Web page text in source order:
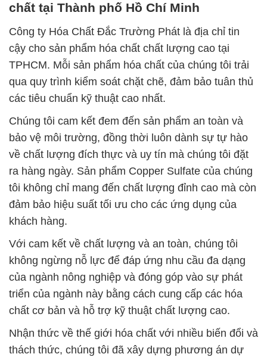
chất tại Thành phố Hồ Chí Minh
Công ty Hóa Chất Đắc Trường Phát là địa chỉ tin
cậy cho sản phẩm hóa chất chất lượng cao tại
TPHCM. Mỗi sản phẩm hóa chất của chúng tôi trải
qua quy trình kiểm soát chặt chẽ, đảm bảo tuân thủ
các tiêu chuẩn kỹ thuật cao nhất.
Chúng tôi cam kết đem đến sản phẩm an toàn và
bảo vệ môi trường, đồng thời luôn dành sự tự hào
về chất lượng đích thực và uy tín mà chúng tôi đặt
ra hàng ngày. Sản phẩm Copper Sulfate của chúng
tôi không chỉ mang đến chất lượng đỉnh cao mà còn
đảm bảo hiệu suất tối ưu cho các ứng dụng của
khách hàng.
Với cam kết về chất lượng và an toàn, chúng tôi
không ngừng nỗ lực để đáp ứng nhu cầu đa dạng
của ngành nông nghiệp và đóng góp vào sự phát
triển của ngành này bằng cách cung cấp các hóa
chất cơ bản và hỗ trợ kỹ thuật chất lượng cao.
Nhận thức về thế giới hóa chất với nhiều biến đổi và
thách thức, chúng tôi đã xây dựng phương án dự